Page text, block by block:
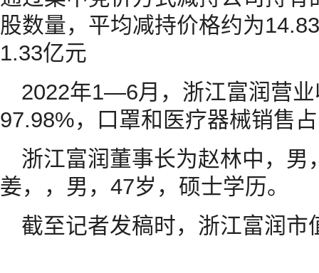
股数量，平均减持价格约为
1.33亿元
2022年1—6月，浙江富润营
97.98%，口罩和医疗器械销售
浙江富润董事长为赵林中，
姜，，男，47岁，硕士学历。
截至记者发稿时，浙江富润市